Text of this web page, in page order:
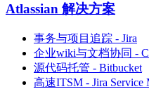
Atlassian 解决方案
事务与项目追踪 - Jira
企业wiki与文档协同 -
源代码托管 - Bitbucket
高速ITSM - Jira Service